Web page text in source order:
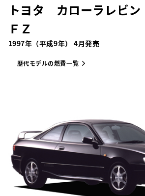
トヨタ カローラレビン
ＦＺ
1997年（平成9年） 4月発売
歴代モデルの燃費一覧